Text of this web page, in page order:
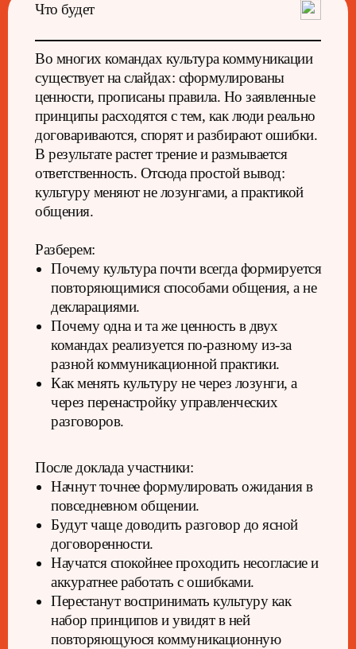
Что будет
Во многих командах культура коммуникации
существует на слайдах: сформулированы
ценности, прописаны правила. Но заявленные
принципы расходятся с тем, как люди реально
договариваются, спорят и разбирают ошибки.
В результате растет трение и размывается
ответственность. Отсюда простой вывод:
культуру меняют не лозунгами, а практикой
общения.
Разберем:
Почему культура почти всегда формируется
повторяющимися способами общения, а не
декларациями.
Почему одна и та же ценность в двух
командах реализуется по-разному из-за
разной коммуникационной практики.
Как менять культуру не через лозунги, а
через перенастройку управленческих
разговоров.
После доклада участники:
Начнут точнее формулировать ожидания в
повседневном общении.
Будут чаще доводить разговор до ясной
договоренности.
Научатся спокойнее проходить несогласие и
аккуратнее работать с ошибками.
Перестанут воспринимать культуру как
набор принципов и увидят в ней
повторяющуюся коммуникационную